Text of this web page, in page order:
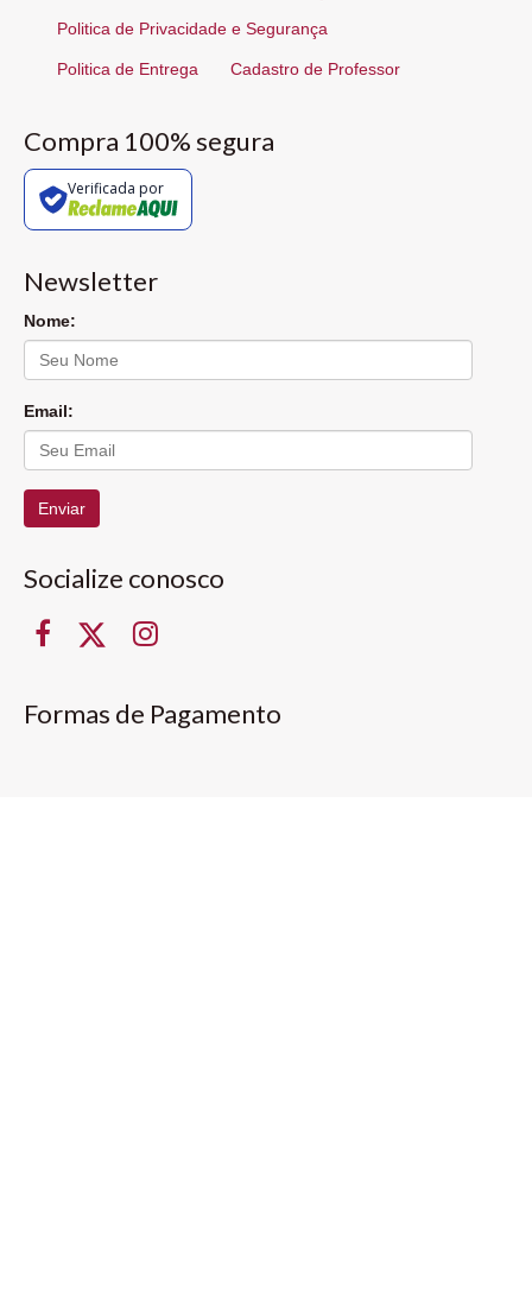
Politica de Privacidade e Segurança
Politica de Entrega Cadastro de Professor
Compra 100% segura
Verificada por
Newsletter
Nome:
Email:
Enviar
Socialize conosco
Formas de Pagamento